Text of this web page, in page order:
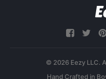
© 2026 Eezy LLC.